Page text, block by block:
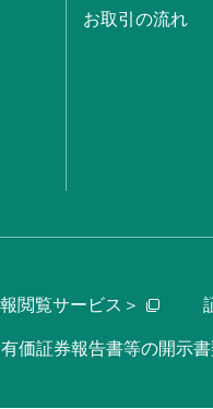
お取引の流れ
閲覧サービス＞
価証券報告書等の開示